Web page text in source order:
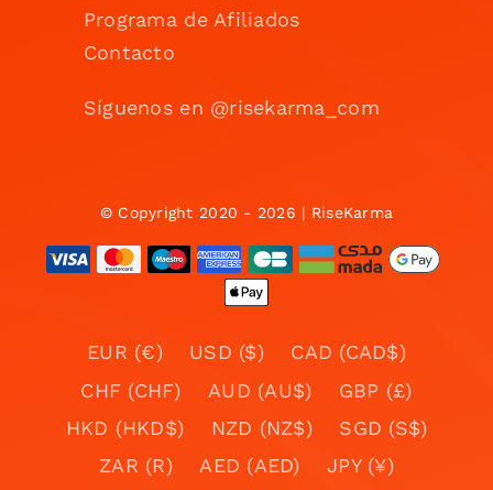
Programa de Afiliados
Contacto
Síguenos en @risekarma_com
© Copyright 2020 - 2026 | RiseKarma
EUR (€) USD ($)
CAD (CAD$)
CHF (CHF)
AUD (AU$)
GBP (£)
HKD (HKD$)
NZD (NZ$)
SGD (S$)
ZAR (R)
AED (AED)
JPY (¥)